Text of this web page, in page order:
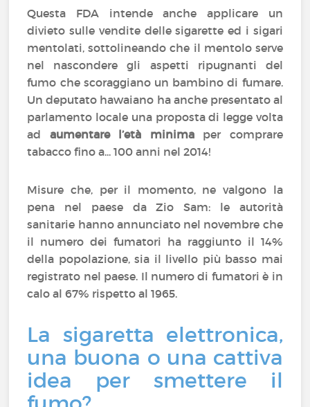
Questa FDA intende anche applicare un
divieto sulle vendite delle sigarette ed i sigari
mentolati, sottolineando che il mentolo serve
nel nascondere gli aspetti ripugnanti del
fumo che scoraggiano un bambino di fumare.
Un deputato hawaiano ha anche presentato al
parlamento locale una proposta di legge volta
ad aumentare l’età minimaper comprare
tabacco fino a... 100 anni nel 2014!
Misure che, per il momento, ne valgono la
pena nel paese da Zio Sam: le autorità
sanitarie hanno annunciato nel novembre che
il numero dei fumatori ha raggiunto il 14%
della popolazione, sia il livello più basso mai
registrato nel paese. Il numero di fumatori è in
calo al 67% rispetto al 1965.
La sigaretta elettronica,
una buona o una cattiva
idea per smettere il